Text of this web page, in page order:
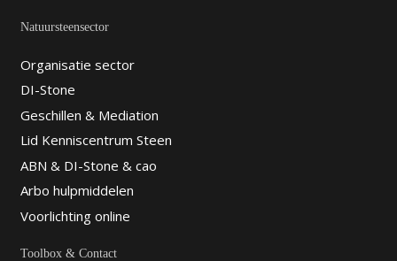
Natuursteensector
Organisatie sector
DI-Stone
Geschillen & Mediation
Lid Kenniscentrum Steen
ABN & DI-Stone & cao
Arbo hulpmiddelen
Voorlichting online
Toolbox & Contact